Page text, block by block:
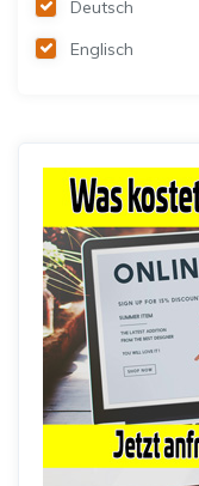
Deutsch
Englisch